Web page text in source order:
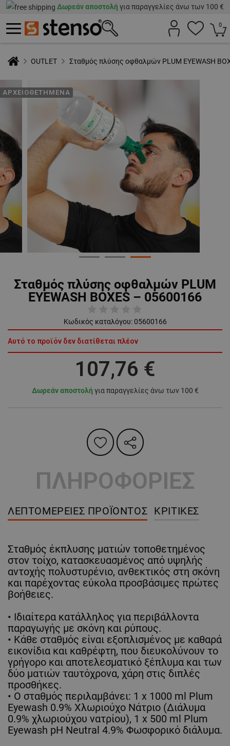
Δωρεάν αποστολή για παραγγελίες άνω των 100 €
0
OUTLET Σταθμός πλύσης οφθαλμών PLUM EYEWASH
ΑΡΧΕΙΟΘΕΤΗΜΈΝΑ
Σταθμός πλύσης οφθαλμών PLUM
EYEWASH BOXES – 05600166
Κωδικός καταλόγου: 05600166
Αυτό το προϊόν δεν διατίθεται πλέον
107,76 €
Δωρεάν αποστολή για παραγγελίες άνω των 100 €
ΠΛΗΡΟΦΟΡΙΕΣ
ΛΕΠΤΟΜΈΡΕΙΕΣ ΠΡΟΪΌΝΤΟΣ ΚΡΙΤΙΚΈΣ
Σταθμός έκπλυσης ματιών τοποθετημένος
στον τοίχο, κατασκευασμένος από υψηλής
αντοχής πολυστυρένιο, ανθεκτικός στη σκόνη
και παρέχοντας εύκολα προσβάσιμες πρώτες
βοήθειες.
• Ιδιαίτερα κατάλληλος για περιβάλλοντα
παραγωγής με σκόνη και ρύπους.
• Κάθε σταθμός είναι εξοπλισμένος με καθαρά
εικονίδια και καθρέφτη, που διευκολύνουν το
γρήγορο και αποτελεσματικό ξέπλυμα και των
δύο ματιών ταυτόχρονα, χάρη στις διπλές
προσθήκες.
• Ο σταθμός περιλαμβάνει: 1 x 1000 ml Plum
Eyewash 0.9% Χλωριούχο Νάτριο (Διάλυμα
0.9% χλωριούχου νατρίου), 1 x 500 ml Plum
Eyewash pH Neutral 4.9% Φωσφορικό διάλυμα.